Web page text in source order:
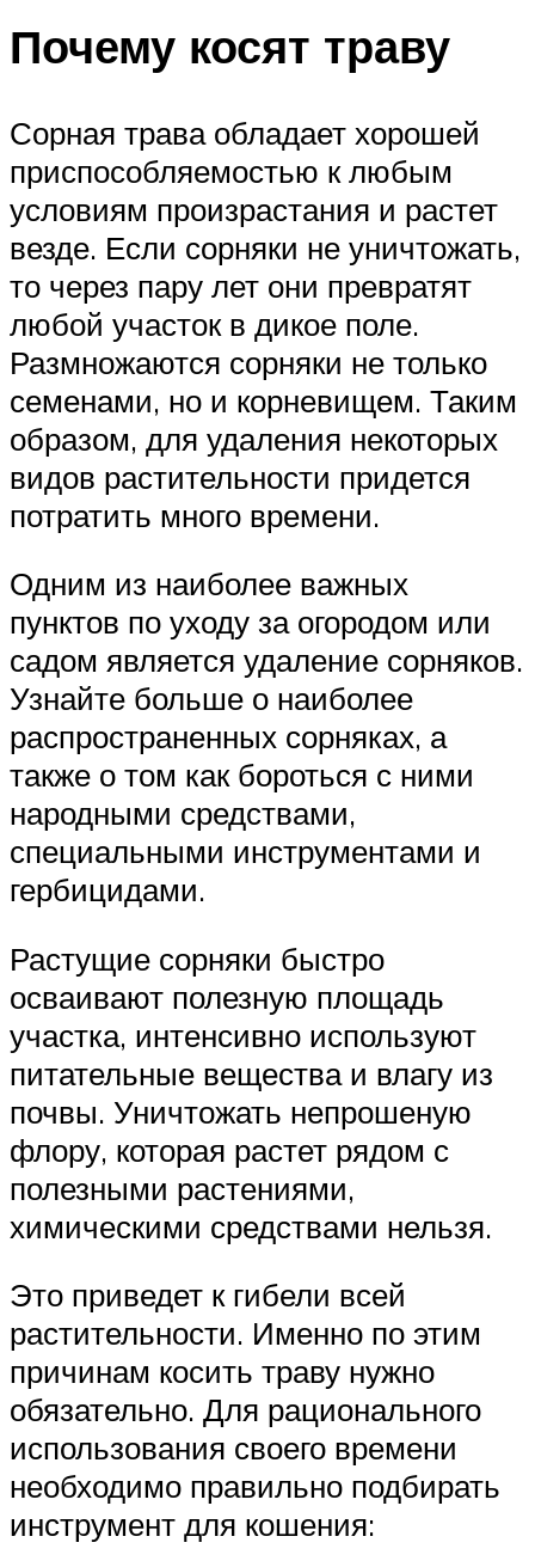
Почему косят траву
Сорная трава обладает хорошей
приспособляемостью к любым
условиям произрастания и растет
везде. Если сорняки не уничтожать,
то через пару лет они превратят
любой участок в дикое поле.
Размножаются сорняки не только
семенами, но и корневищем. Таким
образом, для удаления некоторых
видов растительности придется
потратить много времени.
Одним из наиболее важных
пунктов по уходу за огородом или
садом является удаление сорняков.
Узнайте больше о наиболее
распространенных сорняках, а
также о том как бороться с ними
народными средствами,
специальными инструментами и
гербицидами.
Растущие сорняки быстро
осваивают полезную площадь
участка, интенсивно используют
питательные вещества и влагу из
почвы. Уничтожать непрошеную
флору, которая растет рядом с
полезными растениями,
химическими средствами нельзя.
Это приведет к гибели всей
растительности. Именно по этим
причинам косить траву нужно
обязательно. Для рационального
использования своего времени
необходимо правильно подбирать
инструмент для кошения: